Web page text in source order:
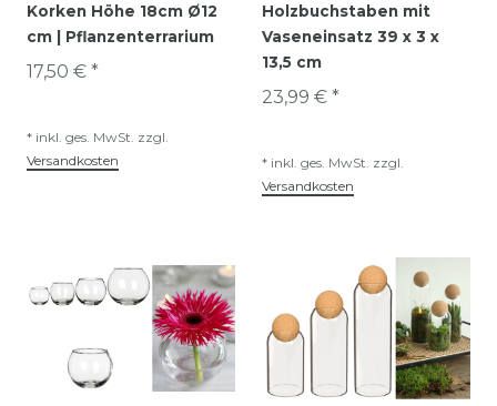
Korken Höhe 18cm Ø12
cm | Pflanzenterrarium
17,50 € *
* inkl. ges. MwSt. zzgl.
Versandkosten
Holzbuchstaben mit
Vaseneinsatz 39 x 3 x
13,5 cm
23,99 € *
* inkl. ges. MwSt. zzgl.
Versandkosten